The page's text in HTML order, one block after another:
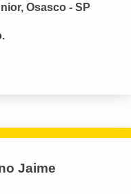
Osasco - SP
Jaime